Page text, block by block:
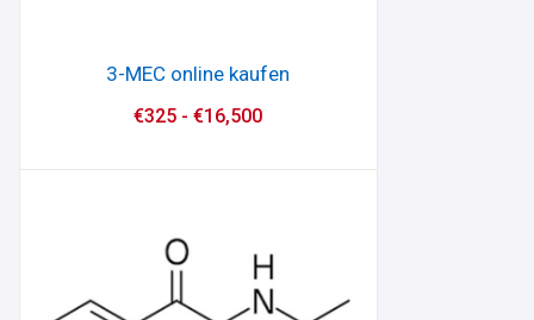
3-MEC online kaufen
€325 -€16,500